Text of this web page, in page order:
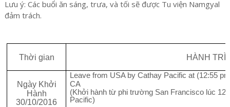
Lưu ý: Các buổi ăn sáng, trưa, và tối sẽ được Tu viện Namgyal
đảm trách.
Thời gian HÀNH
Ngày Khởi
Hành
30/10/2016
Leave from USA by Cathay Pacific at (12:55
CA
(Khởi hành từ phi trường San Francisco lúc
Pacific)